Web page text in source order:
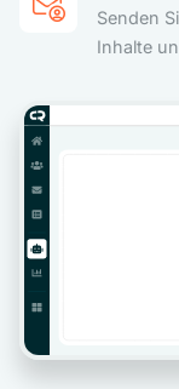
Senden
Inhalte